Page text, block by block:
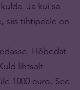
Ja kui sa
siis tihtipeale on
Hõbedat
lihtsalt
1000 euro. See